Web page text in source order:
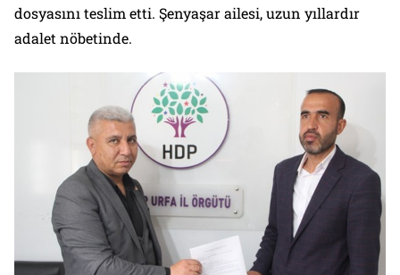
dosyasını teslim etti. Şenyaşar ailesi, uzun yıllardır
adalet nöbetinde.